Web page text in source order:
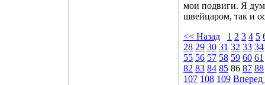
мои подвиги. Я
швейцаром, так и
<< Назад
1 2 3 4 5
28 29 30 31 32 33 34
55 56 57 58 59 60 61
82 83 84 85 86 87 88
107 108 109 Вперед